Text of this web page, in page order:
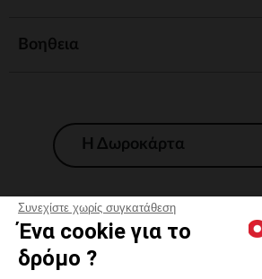
Συνεχίστε χωρίς συγκατάθεση
Ένα cookie για το
δρόμο ?
Βοηθεια
Η Δωροκάρτα
Γενικοί 'Οροι Πώλησης